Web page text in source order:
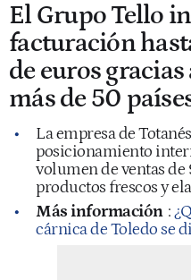
El Grupo Tello
facturación
de euros
más de 50
La empresa de
posicionamiento
volumen de ventas
productos frescos y
Más información :
cárnica de Toledo se